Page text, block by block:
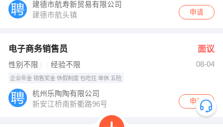
建德市航寿新贸易有限公司
建德市航头镇
申请
电子商务销售员 面议
性别不限 经验不限 08-04
企业年金 销售奖金 休假制度 包吃住 单休 五险
杭州乐陶陶有限公司
新安江桥南新衢路96号
申请